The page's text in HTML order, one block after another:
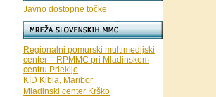
Javno dostopne točke
Regionalni pomurski multimedijski
center – RPMMC pri Mladinskem
centru Prlekije
KID Kibla, Maribor
Mladinski center Krško